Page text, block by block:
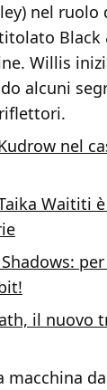
nel
Black
Willis
alcuni
nel
Waititi
il nuovo